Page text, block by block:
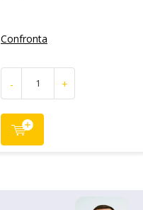
Confronta
- +